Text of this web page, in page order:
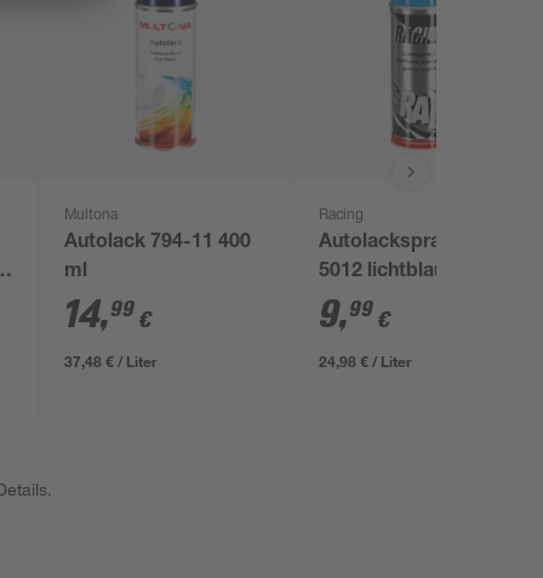
Multona
Autolack 794-11 400
ml
14,99 €
37,48 € / Liter
Racing
Autolackspray RAL
5012 lichtblau 400 ml
9,99 €
24,98 € / Liter